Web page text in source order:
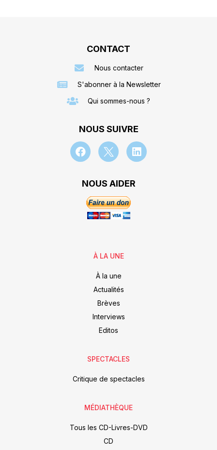
CONTACT
Nous contacter
S'abonner à la Newsletter
Qui sommes-nous ?
NOUS SUIVRE
NOUS AIDER
À LA UNE
À la une
Actualités
Brèves
Interviews
Editos
SPECTACLES
Critique de spectacles
MÉDIATHÈQUE
Tous les CD-Livres-DVD
CD